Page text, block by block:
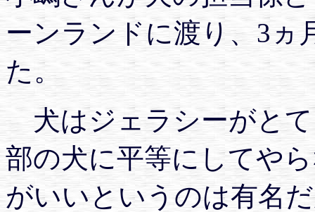
ーンランドに渡り、3ヵ
た。
犬はジェラシーがとて
部の犬に平等にしてや
がいいというのは有名